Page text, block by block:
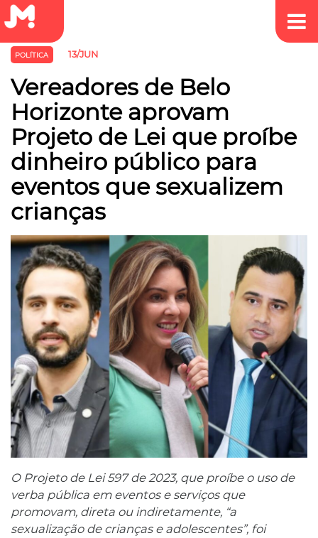
POLÍTICA 13/JUN
Vereadores de Belo
Horizonte aprovam
Projeto de Lei que proíbe
dinheiro público para
eventos que sexualizem
crianças
O Projeto de Lei 597 de 2023, que proíbe o uso de
verba pública em eventos e serviços que
promovam, direta ou indiretamente, “a
sexualização de crianças e adolescentes”, foi